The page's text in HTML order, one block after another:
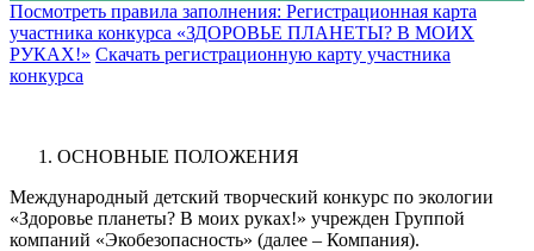
Посмотреть правила заполнения: Регистрационная карта
участника конкурса «ЗДОРОВЬЕ ПЛАНЕТЫ? В МОИХ
РУКАХ!» Скачать регистрационную карту участника
конкурса
ОСНОВНЫЕ ПОЛОЖЕНИЯ
Международный детский творческий конкурс по экологии
«Здоровье планеты? В моих руках!» учрежден Группой
компаний «Экобезопасность» (далее – Компания).